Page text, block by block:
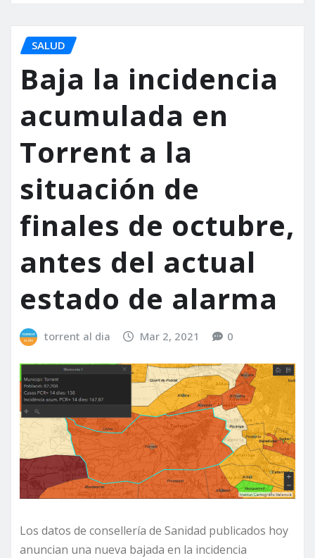
SALUD
Baja la incidencia
acumulada en
Torrent a la
situación de
finales de octubre,
antes del actual
estado de alarma
torrent al dia Mar 2, 2021 0
Los datos de consellería de Sanidad publicados hoy
anuncian una nueva bajada en la incidencia